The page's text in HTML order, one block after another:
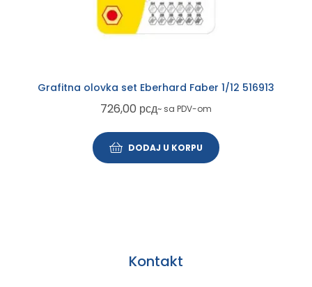
Grafitna olovka set Eberhard Faber 1/12 516913
726,00 рсд~ sa PDV-om
DODAJ U KORPU
Kontakt